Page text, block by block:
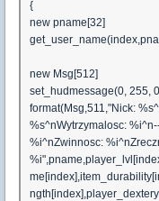
{
new pname[32]
new Msg[512]
set_hudmessage(0, 255,
format(Msg,511,"Nick:
%s^nWytrzymalosc:
%i^nZwinnosc: